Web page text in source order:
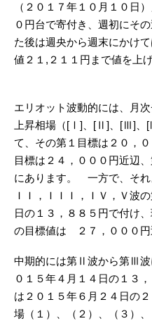
（２０１７年１０月１０日
０円台で寄付き、週初にそ
た後は週央から週末にかけ
値２１,２１１円まで値を上
エリオット波動的には、月
上昇相場（[Ⅰ]、[Ⅱ]、[Ⅲ]
て、その第１目標は２０，
目標は２４，０００円近辺
にあります。 一方で、それ
ＩＩ，ＩＩＩ，ＩＶ，Ｖ波
日の１３，８８５円で付け
の目標値は ２７，０００円
中期的には第Ⅱ波から第Ⅲ波
０１５年４月１４日の１３
は２０１５年６月２４日の
場（１）、（２）、（３）